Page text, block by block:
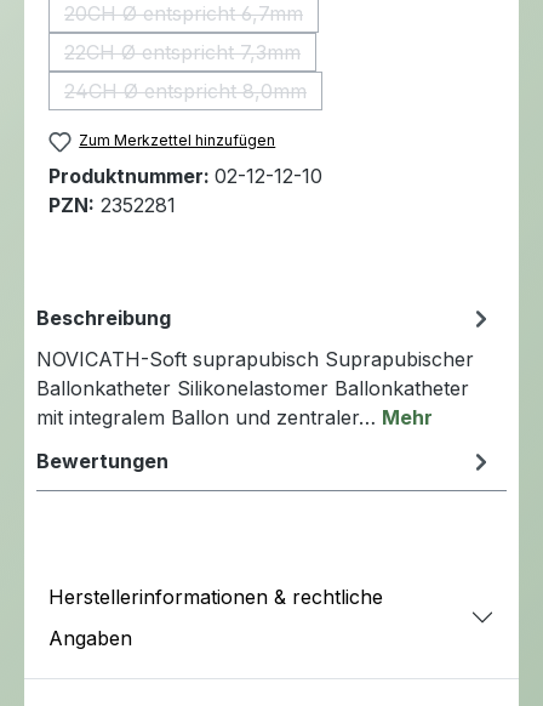
20CH Ø entspricht 6,7mm
(Diese Option ist zurzeit nicht verfügbar.)
22CH Ø entspricht 7,3mm
(Diese Option ist zurzeit nicht verfügbar.)
24CH Ø entspricht 8,0mm
(Diese Option ist zurzeit nicht verfügbar.)
Zum Merkzettel hinzufügen
Produktnummer: 02-12-12-10
PZN: 2352281
Beschreibung
NOVICATH-Soft suprapubisch Suprapubischer
Ballonkatheter Silikonelastomer Ballonkatheter
mit integralem Ballon und zentraler… Mehr
Bewertungen
Herstellerinformationen & rechtliche
Angaben